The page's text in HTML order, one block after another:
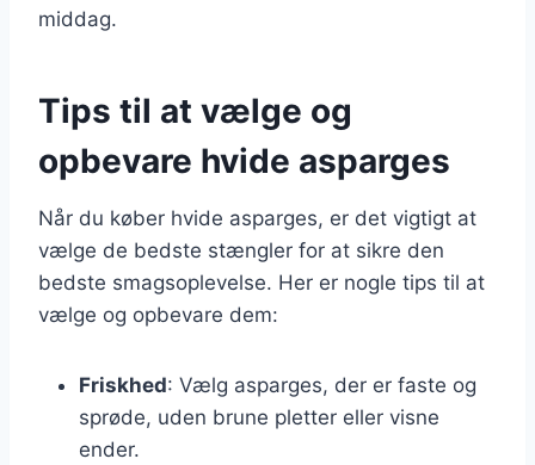
middag.
Tips til at vælge og
opbevare hvide asparges
Når du køber hvide asparges, er det vigtigt at
vælge de bedste stængler for at sikre den
bedste smagsoplevelse. Her er nogle tips til at
vælge og opbevare dem:
Friskhed: Vælg asparges, der er faste og
sprøde, uden brune pletter eller visne
ender.